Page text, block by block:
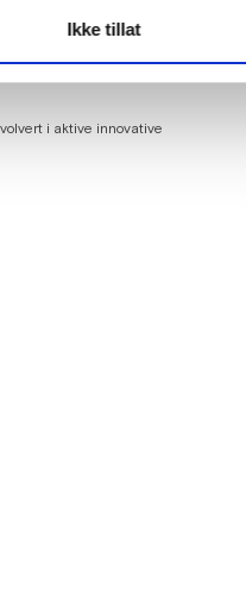
Ikke tillat
i aktive innovative